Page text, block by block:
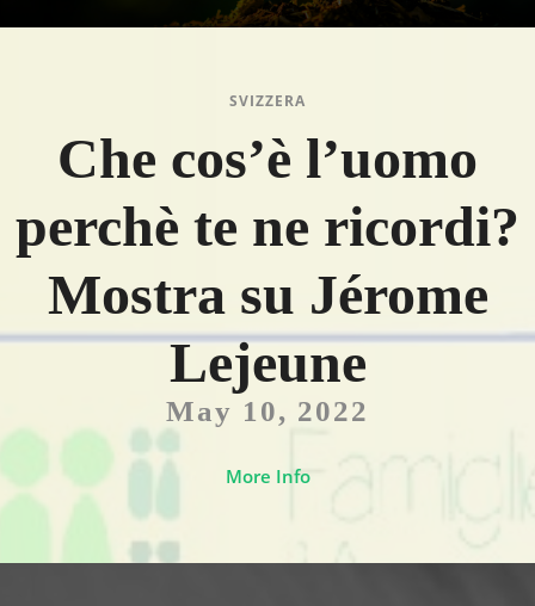
SVIZZERA
Che cos’è l’uomo
perchè te ne ricordi?
Mostra su Jérome
Lejeune
May 10, 2022
More Info